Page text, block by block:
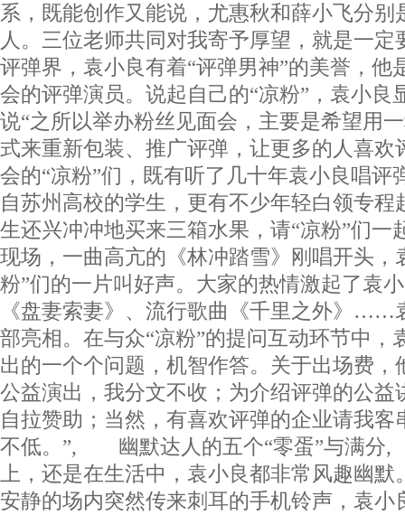
系，既能创作又能说，尤惠秋和薛小飞分别
人。三位老师共同对我寄予厚望，就是
评弹界，袁小良有着“评弹男神”的美誉，他
会的评弹演员。说起自己的“凉粉”，袁小良
说“之所以举办粉丝见面会，主要是希望用
式来重新包装、推广评弹，让更多的人
会的“凉粉”们，既有听了几十年袁小良唱评
自苏州高校的学生，更有不少年轻白领专程
生还兴冲冲地买来三箱水果，请“凉粉”们一
现场，一曲高亢的《林冲踏雪》刚唱开头，
粉”们的一片叫好声。大家的热情激起了袁
《盘妻索妻》、流行歌曲《千里之外》……
部亮相。在与众“凉粉”的提问互动环节中，
出的一个个问题，机智作答。关于出场费，
公益演出，我分文不收；为介绍评弹的公益
自拉赞助；当然，有喜欢评弹的企业请我客
不低。”, 幽默达人的五个“零蛋”与满
上，还是在生活中，袁小良都非常风趣幽
安静的场内突然传来刺耳的手机铃声，袁小